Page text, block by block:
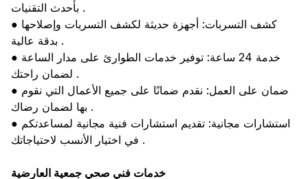
بأحدث التقنيات .
● كشف التسربات: أجهزة حديثة لكشف التسربات وإصلاحها
بدقة عالية .
● خدمة 24 ساعة: توفير خدمات الطوارئ على مدار الساعة
لضمان راحتك .
● ضمان على العمل: نقدم ضمانًا على جميع الأعمال التي نقوم
بها لضمان رضاك .
● استشارات مجانية: تقديم استشارات فنية مجانية لمساعدتكم
في اختيار الأنسب لاحتياجاتك .
خدمات فني صحي جمعية العارضية